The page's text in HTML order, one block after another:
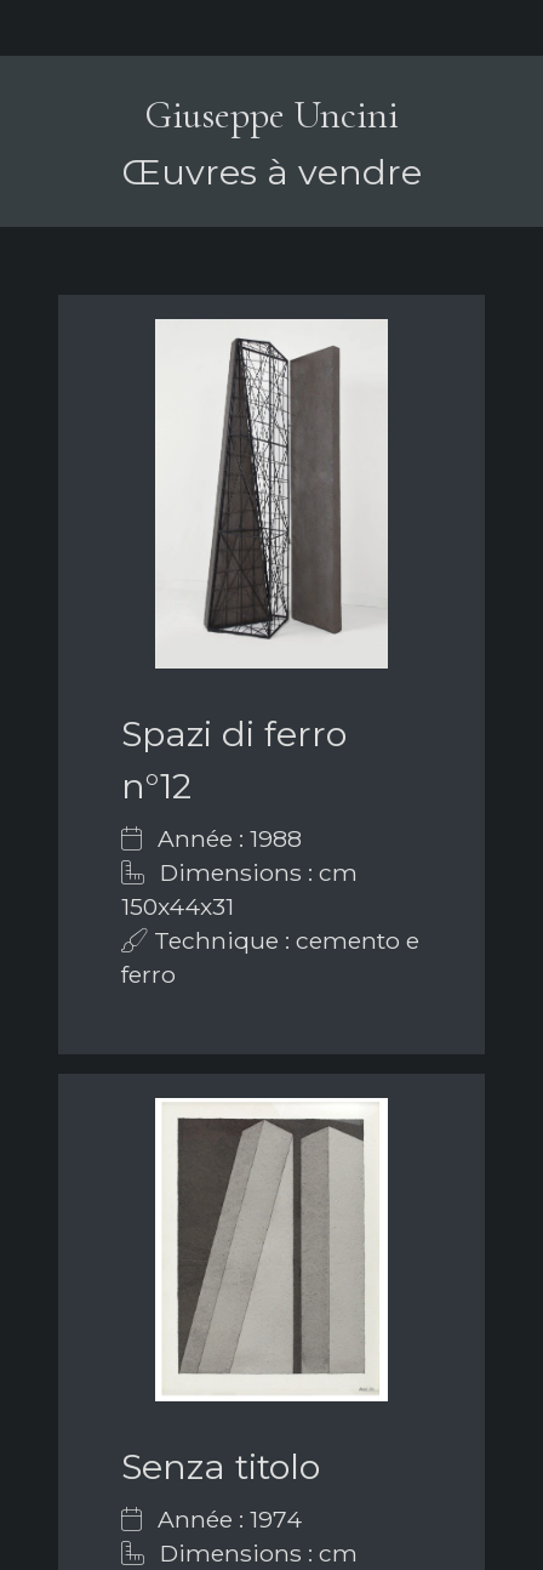
Giuseppe Uncini
Œuvres à vendre
Spazi di ferro
n°12
Année : 1988
Dimensions : cm
150x44x31
Technique : cemento e
ferro
Senza titolo
Année : 1974
Dimensions : cm